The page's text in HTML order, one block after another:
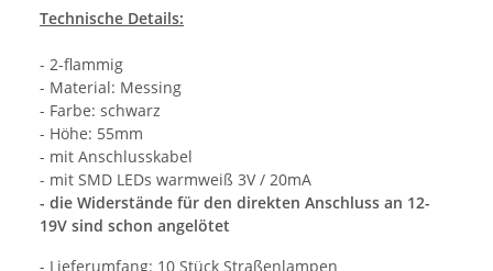
Technische Details:
- 2-flammig
- Material: Messing
- Farbe: schwarz
- Höhe: 55mm
- mit Anschlusskabel
- mit SMD LEDs warmweiß 3V / 20mA
- die Widerstände für den direkten Anschluss an 12-
19V sind schon angelötet
- Lieferumfang: 10 Stück Straßenlampen